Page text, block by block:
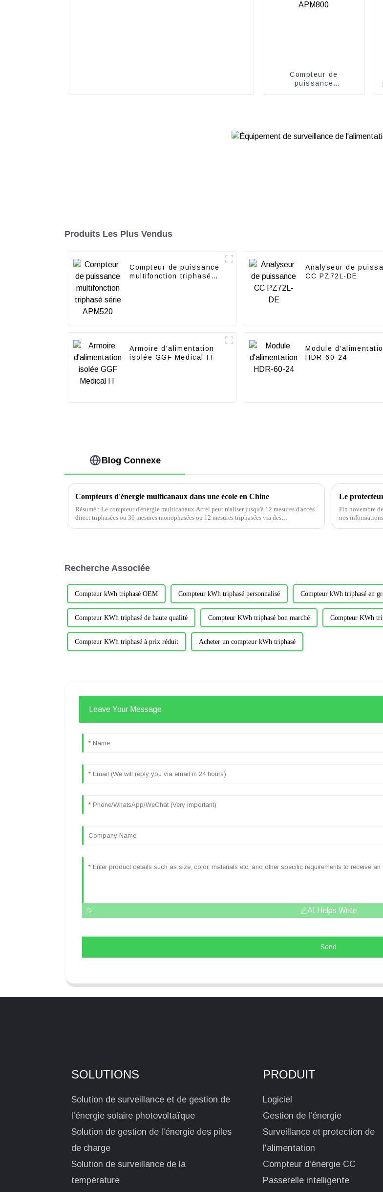
Compteur de
puissance
Produits Les Plus Vendus
Compteur de puissance
multifonction triphasé
Analyseur de
CC PZ72L-DE
Armoire d'alimentation
isolée GGF Medical IT
Module
HDR-60-24
Blog Connexe
Compteurs d'énergie multicanaux dans une école en Chine
Résumé : Le compteur d'énergie multicanaux Acrel peut réaliser jusqu'à 12 mesures d'accès
direct triphasées ou 36 mesures monophasées ou 12 mesures triphasées via des
Le
Fin novembre
nos
Recherche Associée
Compteur kWh triphasé OEM Compteur kWh triphasé personnalisé Compteur kWh triphasé en
Compteur KWh triphasé de haute qualité Compteur KWh triphasé bon marché Compteur KWh
Compteur KWh triphasé à prix réduit Acheter un compteur kWh triphasé
Leave Your Message
AI Helps Write
Send
SOLUTIONS
Solution de surveillance et de gestion de
l'énergie solaire photovoltaïque
Solution de gestion de l'énergie des piles
de charge
Solution de surveillance de la
température
PRODUIT
Logiciel
Gestion de l'énergie
Surveillance et protection de
l'alimentation
Compteur d'énergie CC
Passerelle intelligente